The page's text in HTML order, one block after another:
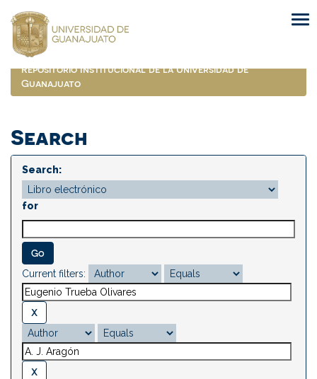
navigation
Repositorio Institucional de la Universidad de
Guanajuato
Search
Search:
for
Current filters: